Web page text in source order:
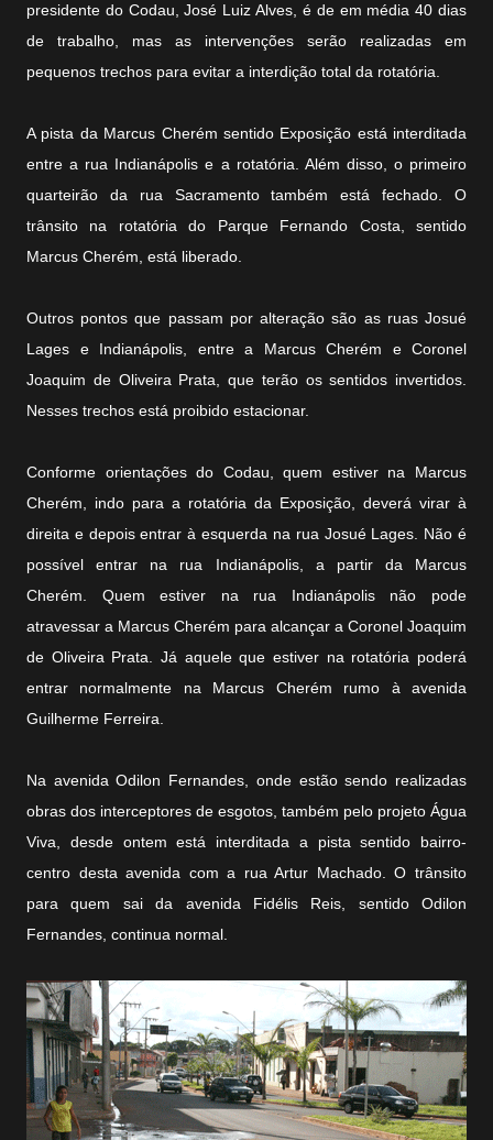
presidente do Codau, José Luiz Alves, é de em média 40 dias
de trabalho, mas as intervenções serão realizadas em
pequenos trechos para evitar a interdição total da rotatória.
A pista da Marcus Cherém sentido Exposição está interditada
entre a rua Indianápolis e a rotatória. Além disso, o primeiro
quarteirão da rua Sacramento também está fechado. O
trânsito na rotatória do Parque Fernando Costa, sentido
Marcus Cherém, está liberado.
Outros pontos que passam por alteração são as ruas Josué
Lages e Indianápolis, entre a Marcus Cherém e Coronel
Joaquim de Oliveira Prata, que terão os sentidos invertidos.
Nesses trechos está proibido estacionar.
Conforme orientações do Codau, quem estiver na Marcus
Cherém, indo para a rotatória da Exposição, deverá virar à
direita e depois entrar à esquerda na rua Josué Lages. Não é
possível entrar na rua Indianápolis, a partir da Marcus
Cherém. Quem estiver na rua Indianápolis não pode
atravessar a Marcus Cherém para alcançar a Coronel Joaquim
de Oliveira Prata. Já aquele que estiver na rotatória poderá
entrar normalmente na Marcus Cherém rumo à avenida
Guilherme Ferreira.
Na avenida Odilon Fernandes, onde estão sendo realizadas
obras dos interceptores de esgotos, também pelo projeto Água
Viva, desde ontem está interditada a pista sentido bairro-
centro desta avenida com a rua Artur Machado. O trânsito
para quem sai da avenida Fidélis Reis, sentido Odilon
Fernandes, continua normal.